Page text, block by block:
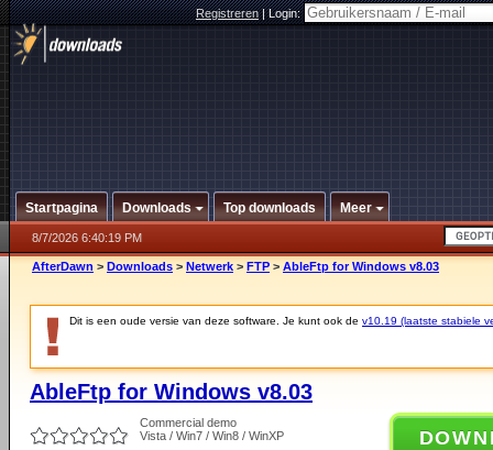
Registreren|Login:
Startpagina Downloads Top downloads Meer
8/7/2026 6:40:19 PM
AfterDawn > Downloads > Netwerk > FTP > AbleFtp for Windows v8.03
Dit is een oude versie van deze software. Je kunt ook de v10.19 (laatste stabiele
AbleFtp for Windows v8.03
Commercial demo
Vista / Win7 / Win8 / WinXP